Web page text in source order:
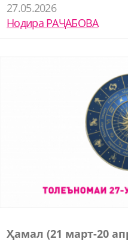
27.05.2026
Нодира РАҶАБОВА
Ҳамал (21 март-20